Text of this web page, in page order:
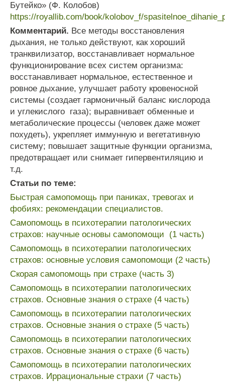
Бутейко» (Ф. Колобов)
https://royallib.com/book/kolobov_f/
Комментарий. Все методы восстановления
дыхания, не только действуют, как хороший
транквилизатор, восстанавливает нормальное
функционирование всех систем организма:
восстанавливает нормальное, естественное и
ровное дыхание, улучшает работу кровеносной
системы (создает гармоничный баланс кислорода
и углекислого газа); выравнивает обменные и
метаболические процессы (человек даже может
похудеть), укрепляет иммунную и вегетативную
систему; повышает защитные функции организма,
предотвращает или снимает гипервентиляцию и
т.д.
Статьи по теме:
Быстрая самопомощь при паниках, тревогах и
фобиях: рекомендации специалистов.
Самопомощь в психотерапии патологических
страхов: научные основы самопомощи (1 часть)
Самопомощь в психотерапии патологических
страхов: основные условия самопомощи (2 часть)
Скорая самопомощь при страхе (часть 3)
Самопомощь в психотерапии патологических
страхов. Основные знания о страхе (4 часть)
Самопомощь в психотерапии патологических
страхов. Основные знания о страхе (5 часть)
Самопомощь в психотерапии патологических
страхов. Основные знания о страхе (6 часть)
Самопомощь в психотерапии патологических
страхов. Иррациональные страхи (7 часть)